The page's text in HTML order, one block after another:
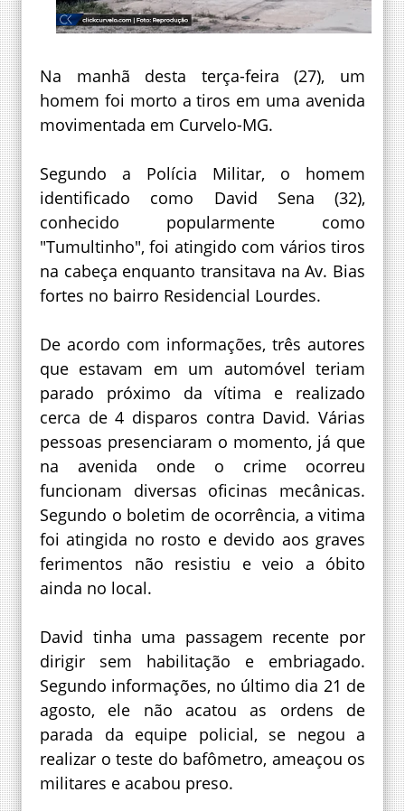
Na manhã desta terça-feira (27), um
homem foi morto a tiros em uma avenida
movimentada em Curvelo-MG.
Segundo a Polícia Militar, o homem
identificado como David Sena (32),
conhecido popularmente como
"Tumultinho", foi atingido com vários tiros
na cabeça enquanto transitava na Av. Bias
fortes no bairro Residencial Lourdes.
De acordo com informações, três autores
que estavam em um automóvel teriam
parado próximo da vítima e realizado
cerca de 4 disparos contra David. Várias
pessoas presenciaram o momento, já que
na avenida onde o crime ocorreu
funcionam diversas oficinas mecânicas.
Segundo o boletim de ocorrência, a vitima
foi atingida no rosto e devido aos graves
ferimentos não resistiu e veio a óbito
ainda no local.
David tinha uma passagem recente por
dirigir sem habilitação e embriagado.
Segundo informações, no último dia 21 de
agosto, ele não acatou as ordens de
parada da equipe policial, se negou a
realizar o teste do bafômetro, ameaçou os
militares e acabou preso.